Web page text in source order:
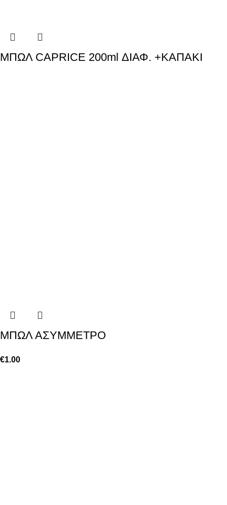
ΜΠΩΛ CAPRICE 200ml ΔΙΑΦ. +ΚΑΠΑΚΙ
ΜΠΩΛ ΑΣΥΜΜΕΤΡΟ
€1.00